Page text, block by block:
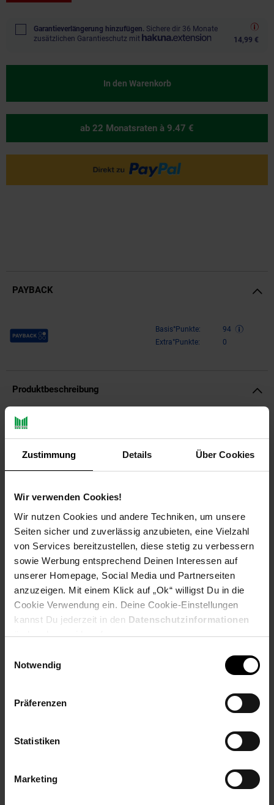
Zustimmung Details Über Cookies
Wir verwenden Cookies!
Wir nutzen Cookies und andere Techniken, um unsere
Seiten sicher und zuverlässig anzubieten, eine Vielzahl
von Services bereitzustellen, diese stetig zu verbessern
sowie Werbung entsprechend Deinen Interessen auf
unserer Homepage, Social Media und Partnerseiten
anzuzeigen. Mit einem Klick auf „Ok“ willigst Du in die
Cookie Verwendung ein. Deine Cookie-Einstellungen
kannst Du jederzeit in den Datenschutzinformationen
ändern bzw. widerrufen.
Notwendig
Präferenzen
Statistiken
Marketing
Garantieverlängerung hinzufügen. Sichere dir 36 Monate
zusätzlichen Garantieschutz mit
14,99 €
In den Warenkorb
ab 22 Monatsraten à 9.47 €
PAYBACK
Payback Punkte Basis°Punkte:
94
Extra°Punkte:
0
Produktbeschreibung
Design
Auffälliger Couchtisch in orientalischem Design
Runde Tischplatte zur Ablage von diversen Utensilien
Abmessungen
Breite: 60 cm
Höhe: 36 cm
Tiefe: 60 cm
Tischplattenstärke: 2 cm
Weitere Abmessungen finden Sie im Maßbild
Farbe
Gesamter Artikel: Schwarz
Besonderheiten
ist somit ein absolutes Unikat
Die Holzoberfläche ist mit einem schützenden Klarlack
Tisch ist mit Klarlack beschichtet